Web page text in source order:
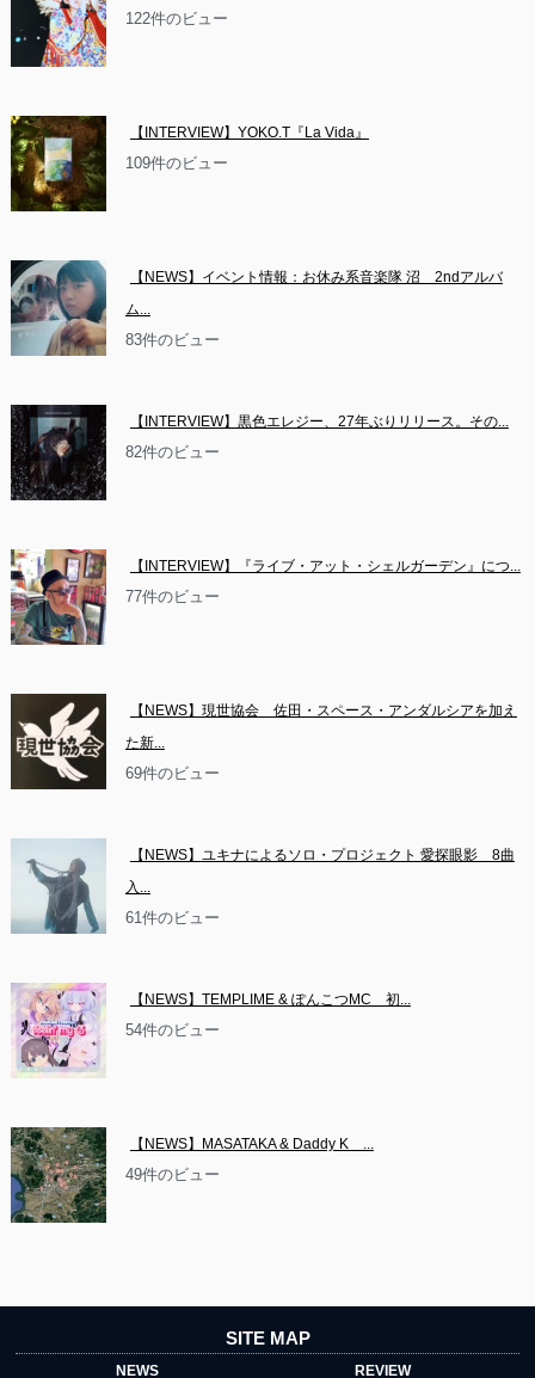
122件のビュー
【INTERVIEW】YOKO.T『La Vida』
109件のビュー
【NEWS】イベント情報：お休み系音楽隊 沼　2ndアルバ
ム...
83件のビュー
【INTERVIEW】黒色エレジー、27年ぶりリリース。その...
82件のビュー
【INTERVIEW】『ライブ・アット・シェルガーデン』につ...
77件のビュー
【NEWS】現世協会　佐田・スペース・アンダルシアを加え
た新...
69件のビュー
【NEWS】ユキナによるソロ・プロジェクト 愛探眼影　8曲
入...
61件のビュー
【NEWS】TEMPLIME & ぽんこつMC　初...
54件のビュー
【NEWS】MASATAKA & Daddy K　...
49件のビュー
SITE MAP
NEWS REVIEW